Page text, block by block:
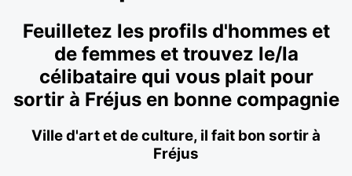
Feuilletez les profils d'hommes et
de femmes et trouvez le/la
célibataire qui vous plait pour
sortir à Fréjus en bonne compagnie
Ville d'art et de culture, il fait bon sortir à
Fréjus